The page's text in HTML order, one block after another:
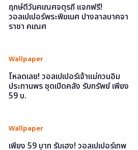
ฤกษ์ดีวันคเณศจตุรถี แจกฟรี!
วอลเปเปอร์พระพิฆเนศ ปางลาลบาคจา
ราชา คเณศ
Wallpaper
โหลดเลย! วอลเปเปอร์เจ้าแม่กวนอิม
ประทานพร ชุดเปิดคลัง รับทรัพย์ เพียง
59 บ.
Wallpaper
เพียง 59 บาท รับเฮง! วอลเปเปอร์เทพ